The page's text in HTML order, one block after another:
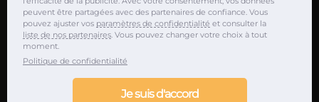
Nos journalistes musicaux partenaires
Attaché de presse musique en Europe
Promotion single & clip
peuvent être partagées avec des partenaires de confiance. Vous
pouvez ajuster vos paramètres de confidentialité et consulter la
liste de nos partenaires. Vous pouvez changer votre choix à tout
moment.
Politique de confidentialité
Je suis d'accord